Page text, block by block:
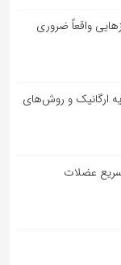
واقعاً ضروری
ارگانیک و روش‌های
عضلات